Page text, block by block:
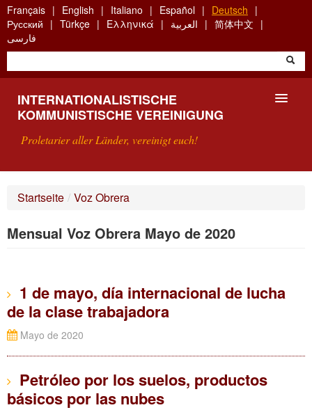
Skip
to
main
content
Français English Italiano Español
Deutsch
Русский
Türkçe Ελληνικά العربية
简体中文
فارسی
INTERNATIONALISTISCHE
KOMMUNISTISCHE VEREINIGUNG
Proletarier aller Länder, vereinigt euch!
Startseite / Voz Obrera
Mensual Voz Obrera Mayo de 2020
1 de mayo, día internacional de lucha
de la clase trabajadora
Mayo de 2020
Petróleo por los suelos, productos
básicos por las nubes